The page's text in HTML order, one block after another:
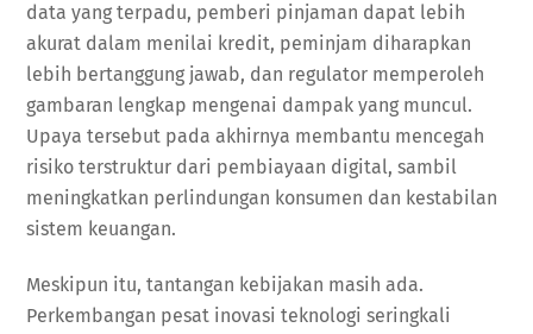
data yang terpadu, pemberi pinjaman dapat lebih
akurat dalam menilai kredit, peminjam diharapkan
lebih bertanggung jawab, dan regulator memperoleh
gambaran lengkap mengenai dampak yang muncul.
Upaya tersebut pada akhirnya membantu mencegah
risiko terstruktur dari pembiayaan digital, sambil
meningkatkan perlindungan konsumen dan kestabilan
sistem keuangan.
Meskipun itu, tantangan kebijakan masih ada.
Perkembangan pesat inovasi teknologi seringkali